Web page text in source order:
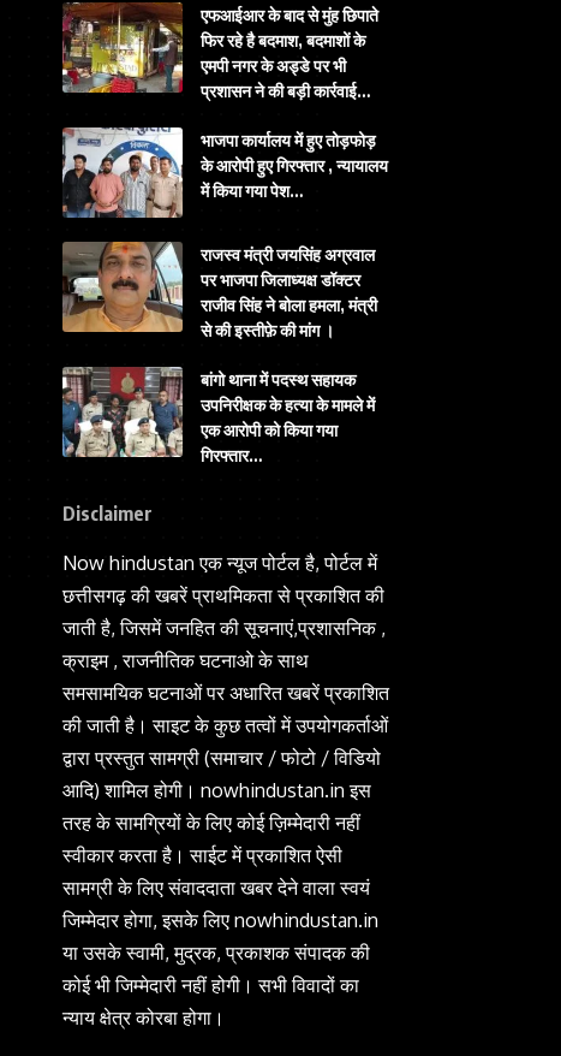
एफआईआर के बाद से मुंह छिपाते
फिर रहे है बदमाश, बदमाशों के
एमपी नगर के अड्डे पर भी
प्रशासन ने की बड़ी कार्रवाई…
भाजपा कार्यालय में हुए तोड़फोड़
के आरोपी हुए गिरफ्तार , न्यायालय
में किया गया पेश…
राजस्व मंत्री जयसिंह अग्रवाल
पर भाजपा जिलाध्यक्ष डॉक्टर
राजीव सिंह ने बोला हमला, मंत्री
से की इस्तीफ़े की मांग ।
बांगो थाना में पदस्थ सहायक
उपनिरीक्षक के हत्या के मामले में
एक आरोपी को किया गया
गिरफ्तार…
Disclaimer
Now hindustan एक न्यूज पोर्टल है, पोर्टल में
छत्तीसगढ़ की खबरें प्राथमिकता से प्रकाशित की
जाती है, जिसमें जनहित की सूचनाएं,प्रशासनिक ,
क्राइम , राजनीतिक घटनाओ के साथ
समसामयिक घटनाओं पर अधारित खबरें प्रकाशित
की जाती है। साइट के कुछ तत्वों में उपयोगकर्ताओं
द्वारा प्रस्तुत सामग्री (समाचार / फोटो / विडियो
आदि) शामिल होगी। nowhindustan.in इस
तरह के सामग्रियों के लिए कोई ज़िम्मेदारी नहीं
स्वीकार करता है। साईट में प्रकाशित ऐसी
सामग्री के लिए संवाददाता खबर देने वाला स्वयं
जिम्मेदार होगा, इसके लिए nowhindustan.in
या उसके स्वामी, मुद्रक, प्रकाशक संपादक की
कोई भी जिम्मेदारी नहीं होगी। सभी विवादों का
न्याय क्षेत्र कोरबा होगा।